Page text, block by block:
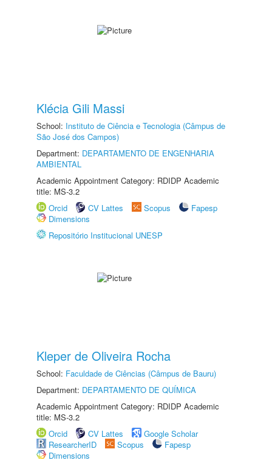
Klécia Gili Massi
School: Instituto de Ciência e Tecnologia (Câmpus de
São José dos Campos)
Department: DEPARTAMENTO DE ENGENHARIA
AMBIENTAL
Academic Appointment Category: RDIDP Academic
title: MS-3.2
Orcid
CV Lattes Scopus
Fapesp
Dimensions
Repositório Institucional UNESP
Kleper de Oliveira Rocha
School: Faculdade de Ciências (Câmpus de Bauru)
Department: DEPARTAMENTO DE QUÍMICA
Academic Appointment Category: RDIDP Academic
title: MS-3.2
Orcid
CV Lattes
Google Scholar
ResearcherID
Scopus
Fapesp
Dimensions